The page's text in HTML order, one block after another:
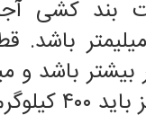
میلیمتر الی ۲۰
میلیمتر بیشتر
کار رفته در